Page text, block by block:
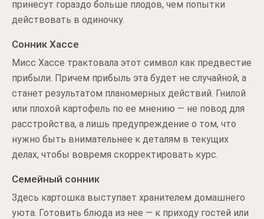
принесут гораздо больше плодов, чем попытки
действовать в одиночку.
Сонник Хассе
Мисс Хассе трактовала этот символ как предвестие
прибыли. Причем прибыль эта будет не случайной, а
станет результатом планомерных действий. Гнилой
или плохой картофель по ее мнению — не повод для
расстройства, а лишь предупреждение о том, что
нужно быть внимательнее к деталям в текущих
делах, чтобы вовремя скорректировать курс.
Семейный сонник
Здесь картошка выступает хранителем домашнего
уюта. Готовить блюда из нее — к приходу гостей или